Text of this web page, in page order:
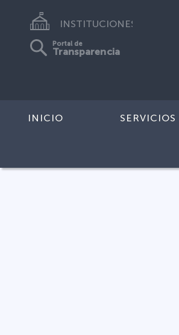
INSTITUCIONES
Portal de
Transparencia
INICIO SERVICIOS